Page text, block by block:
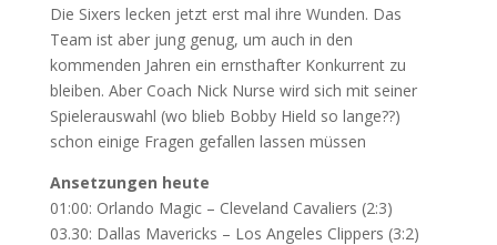
Die Sixers lecken jetzt erst mal ihre Wunden. Das
Team ist aber jung genug, um auch in den
kommenden Jahren ein ernsthafter Konkurrent zu
bleiben. Aber Coach Nick Nurse wird sich mit seiner
Spielerauswahl (wo blieb Bobby Hield so lange??)
schon einige Fragen gefallen lassen müssen
Ansetzungen heute
01:00: Orlando Magic – Cleveland Cavaliers (2:3)
03.30: Dallas Mavericks – Los Angeles Clippers (3:2)